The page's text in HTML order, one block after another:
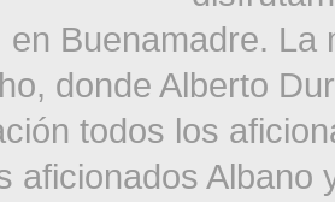
en Buenamadre.
donde Alberto
todos los
aficionados Albano